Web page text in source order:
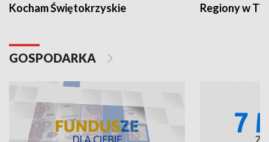
Kocham Świętokrzyskie Regiony w
GOSPODARKA